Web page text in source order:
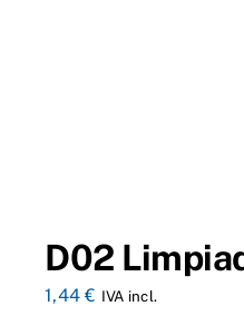
D02
1,44€ IVA incl.